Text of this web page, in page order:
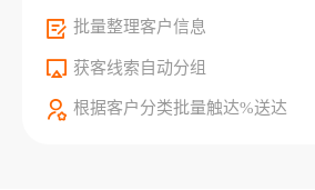
批量整理客户信息
获客线索自动分组
根据客户分类批量触达%送达